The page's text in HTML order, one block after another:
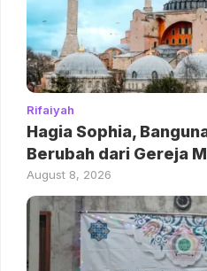
Rifaiyah
Hagia Sophia,
Berubah dari Gereja
August 8, 2026